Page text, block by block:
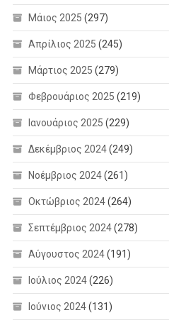
Μάιος 2025 (297)
Απρίλιος 2025 (245)
Μάρτιος 2025 (279)
Φεβρουάριος 2025 (219)
Ιανουάριος 2025 (229)
Δεκέμβριος 2024(249)
Νοέμβριος 2024(261)
Οκτώβριος 2024(264)
Σεπτέμβριος 2024(278)
Αύγουστος 2024(191)
Ιούλιος 2024(226)
Ιούνιος 2024(131)